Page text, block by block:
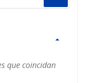
que coincidan